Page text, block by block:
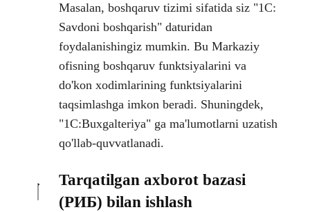
Masalan, boshqaruv tizimi sifatida siz "1C:
Savdoni boshqarish" daturidan
foydalanishingiz mumkin. Bu Markaziy
ofisning boshqaruv funktsiyalarini va
do'kon xodimlarining funktsiyalarini
taqsimlashga imkon beradi. Shuningdek,
"1C:Buxgalteriya" ga ma'lumotlarni uzatish
qo'llab-quvvatlanadi.
Tarqatilgan axborot bazasi
(РИБ) bilan ishlash